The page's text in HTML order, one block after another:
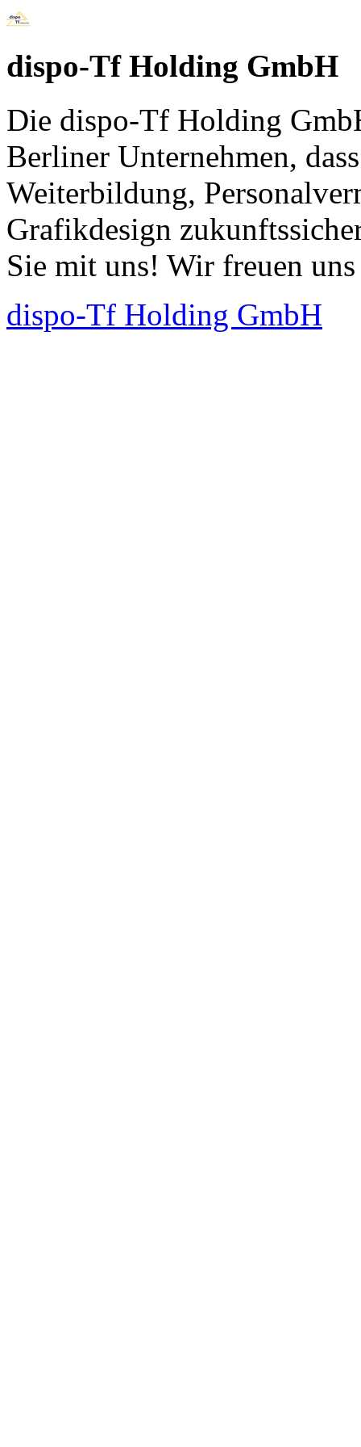
dispo-Tf Holding GmbH
Die dispo-Tf Holding
Berliner Unternehmen,
Weiterbildung,
Grafikdesign
Sie mit uns! Wir freuen
dispo-Tf Holding GmbH